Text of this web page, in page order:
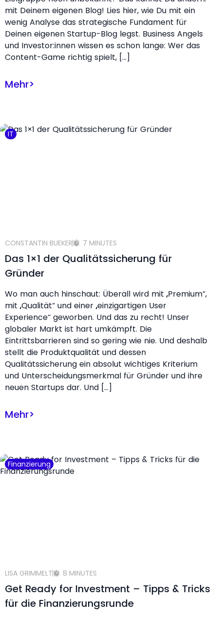
mit Deinem eigenen Blog! Lies hier, wie Du mit ein
wenig Analyse das strategische Fundament für
Deinen eigenen Startup-Blog legst. Business Angels
und Investor:innen wissen es schon lange: Wer das
Content-Game richtig spielt, […]
Mehr>
IT
CONSTANTIN BUEKER 7 MINUTES
Das 1×1 der Qualitätssicherung für
Gründer
Wo man auch hinschaut: Überall wird mit „Premium“,
mit „Qualität“ und einer „einzigartigen User
Experience“ geworben. Und das zu recht! Unser
globaler Markt ist hart umkämpft. Die
Eintrittsbarrieren sind so gering wie nie. Und deshalb
stellt die Produktqualität und dessen
Qualitätssicherung ein absolut wichtiges Kriterium
und Unterscheidungsmerkmal für Gründer und ihre
neuen Startups dar. Und […]
Mehr>
Finanzierung
LISA GRIMMELT 8 MINUTES
Get Ready for Investment – Tipps & Tricks
für die Finanzierungsrunde